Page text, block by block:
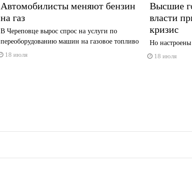
Автомобилисты меняют бензин
на газ
В Череповце вырос спрос на услуги по
переоборудованию машин на газовое топливо
18 июля
Высшие
власти
кризис
Но
18 июля